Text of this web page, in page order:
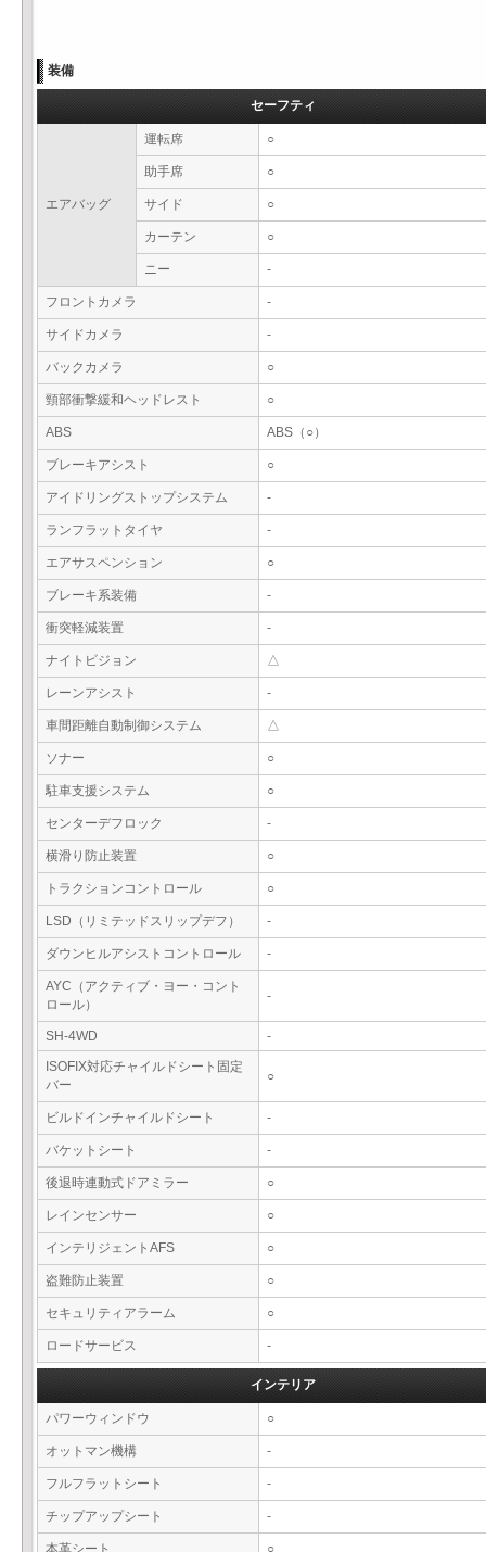
装備
セーフティ
エアバッグ
運転席 ○
助手席 ○
サイド ○
カーテン ○
ニー -
フロントカメラ -
サイドカメラ -
バックカメラ ○
頸部衝撃緩和ヘッドレスト ○
ABS ABS（○）
ブレーキアシスト ○
アイドリングストップシステム -
ランフラットタイヤ -
エアサスペンション ○
ブレーキ系装備 -
衝突軽減装置 -
ナイトビジョン △
レーンアシスト -
車間距離自動制御システム △
ソナー ○
駐車支援システム ○
センターデフロック -
横滑り防止装置 ○
トラクションコントロール ○
LSD（リミテッドスリップデフ） -
ダウンヒルアシストコントロール -
AYC（アクティブ・ヨー・コント
ロール）
-
SH-4WD
-
ISOFIX対応チャイルドシート固定
バー
○
ビルドインチャイルドシート -
バケットシート -
後退時連動式ドアミラー ○
レインセンサー ○
インテリジェントAFS ○
盗難防止装置 ○
セキュリティアラーム ○
ロードサービス -
インテリア
パワーウィンドウ ○
オットマン機構 -
フルフラットシート -
チップアップシート -
本革シート ○